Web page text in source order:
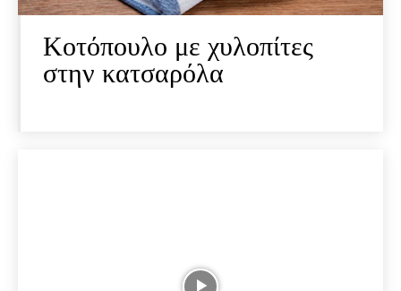
Κοτόπουλο με χυλοπίτες
στην κατσαρόλα